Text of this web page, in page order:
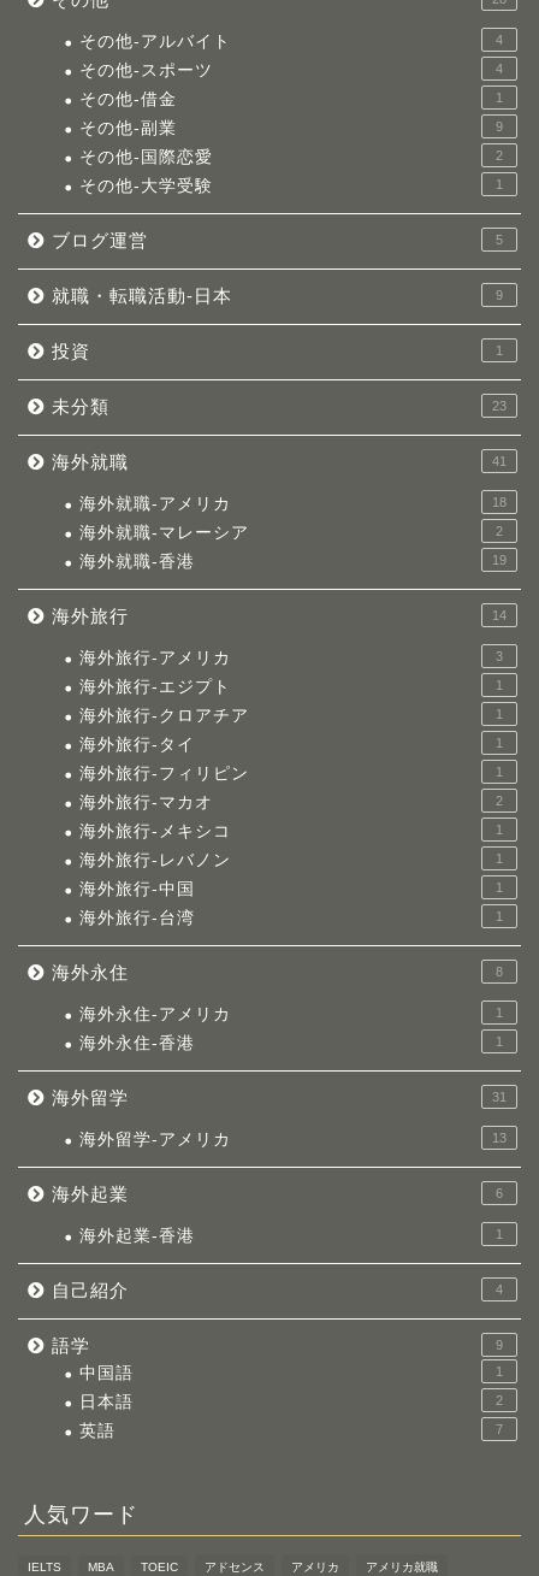
その他-アルバイト 4
その他-スポーツ 4
その他-借金 1
その他-副業 9
その他-国際恋愛 2
その他-大学受験 1
ブログ運営 5
就職・転職活動-日本 9
投資 1
未分類 23
海外就職 41
海外就職-アメリカ 18
海外就職-マレーシア 2
海外就職-香港 19
海外旅行 14
海外旅行-アメリカ 3
海外旅行-エジプト 1
海外旅行-クロアチア 1
海外旅行-タイ 1
海外旅行-フィリピン 1
海外旅行-マカオ 2
海外旅行-メキシコ 1
海外旅行-レバノン 1
海外旅行-中国 1
海外旅行-台湾 1
海外永住 8
海外永住-アメリカ 1
海外永住-香港 1
海外留学 31
海外留学-アメリカ 13
海外起業 6
海外起業-香港 1
自己紹介 4
語学 9
中国語 1
日本語 2
英語 7
人気ワード
IELTS MBA TOEIC アドセンス アメリカ アメリカ就職